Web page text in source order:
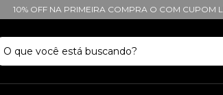
10% OFF NA PRIMEIRA COMPRA O COM CUPOM